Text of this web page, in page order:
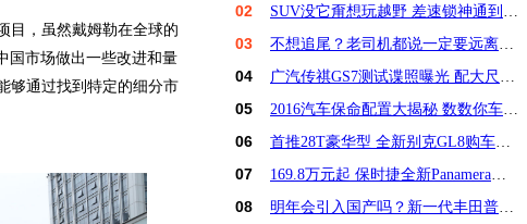
目，虽然戴姆勒在全球的
国市场做出一些改进和量
够通过找到特定的细分市
02 SUV没它甭想玩越野 差速锁神通到底有多大？
03 不想追尾？老司机都说一定要远离这6种车！
04 广汽传祺GS7测试谍照曝光 配大尺寸屏幕
05 2016汽车保命配置大揭秘 数数你车占几样？
06 首推28T豪华型 全新别克GL8购车手册
07 169.8万元起 保时捷全新Panamera亚洲首发
08 明年会引入国产吗？新一代丰田普锐斯解析